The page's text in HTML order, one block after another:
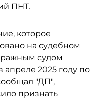
ПНТ.
которое
на судебном
судом
апреле 2025 году по
"ДП",
признать